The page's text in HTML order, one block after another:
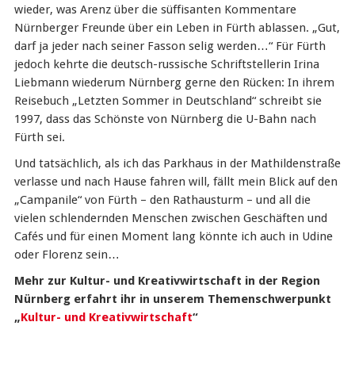
wieder, was Arenz über die süffisanten Kommentare
Nürnberger Freunde über ein Leben in Fürth ablassen. „Gut,
darf ja jeder nach seiner Fasson selig werden…“ Für Fürth
jedoch kehrte die deutsch-russische Schriftstellerin Irina
Liebmann wiederum Nürnberg gerne den Rücken: In ihrem
Reisebuch „Letzten Sommer in Deutschland“ schreibt sie
1997, dass das Schönste von Nürnberg die U-Bahn nach
Fürth sei.
Und tatsächlich, als ich das Parkhaus in der Mathildenstraße
verlasse und nach Hause fahren will, fällt mein Blick auf den
„Campanile“ von Fürth – den Rathausturm – und all die
vielen schlendernden Menschen zwischen Geschäften und
Cafés und für einen Moment lang könnte ich auch in Udine
oder Florenz sein…
Mehr zur Kultur- und Kreativwirtschaft in der Region
Nürnberg erfahrt ihr in unserem Themenschwerpunkt
„Kultur- und Kreativwirtschaft“